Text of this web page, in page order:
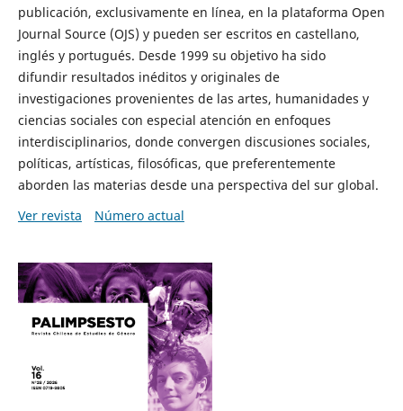
publicación, exclusivamente en línea, en la plataforma Open
Journal Source (OJS) y pueden ser escritos en castellano,
inglés y portugués. Desde 1999 su objetivo ha sido
difundir resultados inéditos y originales de
investigaciones provenientes de las artes, humanidades y
ciencias sociales con especial atención en enfoques
interdisciplinarios, donde convergen discusiones sociales,
políticas, artísticas, filosóficas, que preferentemente
aborden las materias desde una perspectiva del sur global.
Ver revista
Número actual